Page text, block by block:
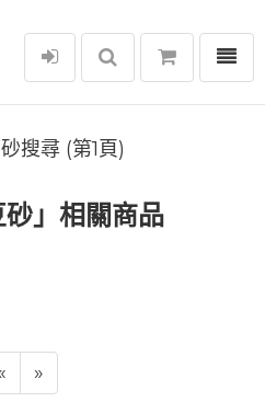
選單
搜尋 (第1頁)
」相關商品
»